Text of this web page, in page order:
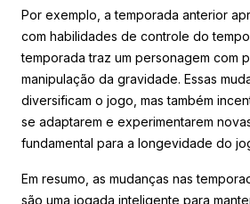
Por exemplo, a temporada anterior
com habilidades de controle do
temporada traz um personagem com
manipulação da gravidade. Essas
diversificam o jogo, mas também
se adaptarem e experimentarem
fundamental para a longevidade do
Em resumo, as mudanças nas
são uma jogada inteligente para